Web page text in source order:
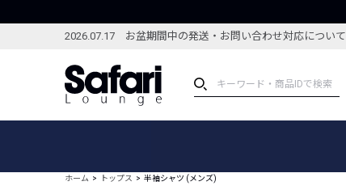
2026.07.17 お盆期間中の発送・お問い合わせ対応について
ブランドから探す
ホーム トップス 半袖シャツ (メンズ)